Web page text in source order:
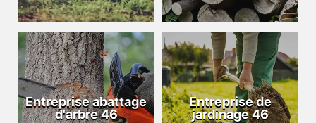
Entreprise abattage
d'arbre 46
Entreprise de
jardinage 46